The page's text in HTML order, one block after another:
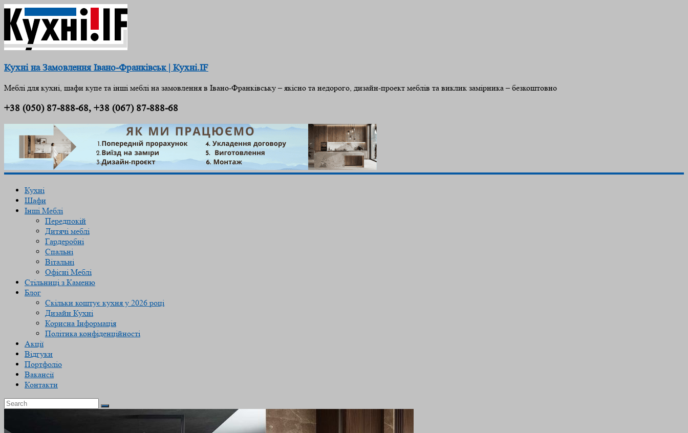
Кухні на Замовлення Івано-Франківськ | Кухні.IF
Меблі для кухні, шафи купе та інші меблі на замовлення в Івано-Франківську – якісно та недорого, дизайн-проект меблів та виклик замірника – безкоштовно
+38 (050) 87-888-68, +38 (067) 87-888-68
Кухні
Шафи
Інші Меблі
Передпокій
Дитячі меблі
Гардеробні
Спальні
Вітальні
Офісні Меблі
Стільниці з Каменю
Блог
Скільки коштує кухня у 2026 році
Дизайн Кухні
Корисна Інформація
Політика конфіденційності
Акції
Відгуки
Портфоліо
Вакансії
Контакти